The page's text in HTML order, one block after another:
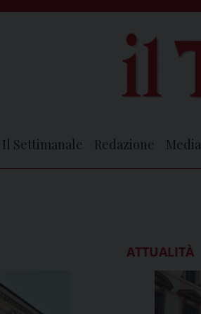
Il Settimanale Redazione Media
ATTUALITÀ